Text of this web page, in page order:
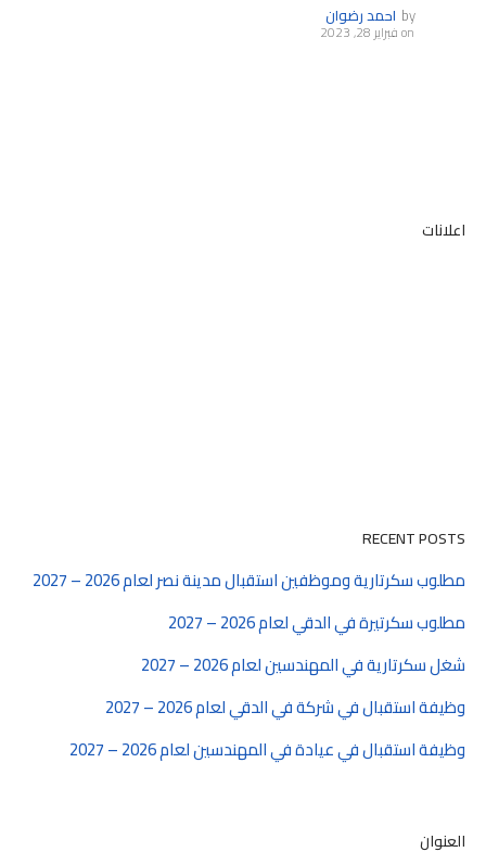
by احمد رضوان
onفبراير 28, 2023
اعلانات
RECENT POSTS
مطلوب سكرتارية وموظفين استقبال مدينة نصر لعام 2026 – 2027
مطلوب سكرتيرة في الدقي لعام 2026 – 2027
شغل سكرتارية في المهندسين لعام 2026 – 2027
وظيفة استقبال في شركة في الدقي لعام 2026 – 2027
وظيفة استقبال في عيادة في المهندسين لعام 2026 – 2027
العنوان